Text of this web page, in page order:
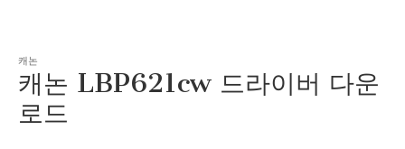
드라이버 및 매뉴
캐논
캐논 LBP621cw 드라이버 다운
로드